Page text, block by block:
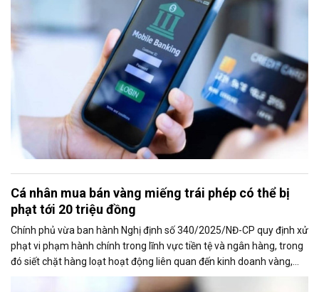
Cá nhân mua bán vàng miếng trái phép có thể bị
phạt tới 20 triệu đồng
Chính phủ vừa ban hành Nghị định số 340/2025/NĐ-CP quy định xử
phạt vi phạm hành chính trong lĩnh vực tiền tệ và ngân hàng, trong
đó siết chặt hàng loạt hoạt động liên quan đến kinh doanh vàng,
ngoại tệ, huy động vốn và giao dịch tài chính.